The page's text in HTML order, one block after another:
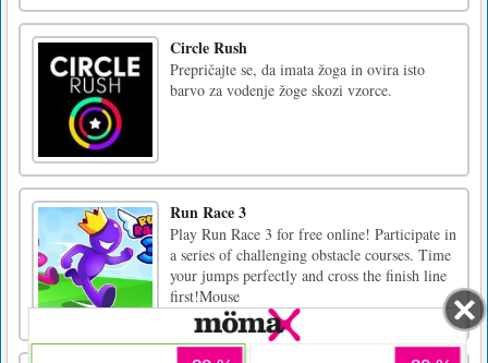
Circle Rush
Prepričajte se, da imata žoga in ovira isto
barvo za vodenje žoge skozi vzorce.
Run Race 3
Play Run Race 3 for free online! Participate in
a series of challenging obstacle courses. Time
your jumps perfectly and cross the finish line
first!Mouse